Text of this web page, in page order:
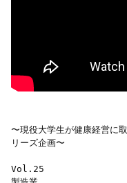
〜現役大学生が健康経営に
リーズ企画〜
Vol.25